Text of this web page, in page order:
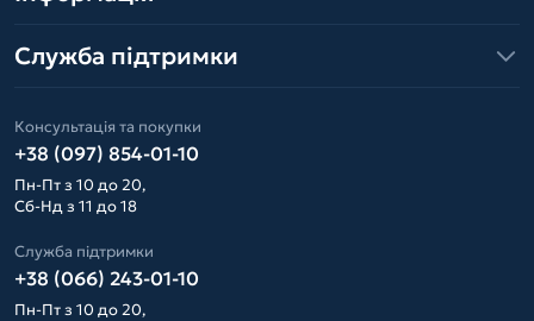
Служба підтримки
Консультація та покупки
+38 (097) 854-01-10
Пн-Пт з 10 до 20,
Сб-Нд з 11 до 18
Служба підтримки
+38 (066) 243-01-10
Пн-Пт з 10 до 20,